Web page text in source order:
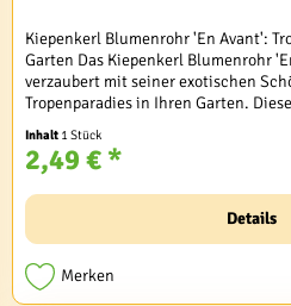
Kiepenkerl Blumenrohr 'En Avant':
Garten Das Kiepenkerl Blumenrohr
verzaubert mit seiner exotischen
Tropenparadies in Ihren Garten.
Inhalt 1 Stück
2,49 € *
Details
Merken